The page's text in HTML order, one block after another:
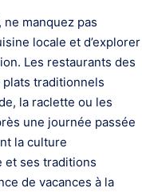
manquez pas
locale et d’explorer
Les restaurants des
traditionnels
la raclette ou les
une journée passée
la culture
et ses traditions
de vacances à la